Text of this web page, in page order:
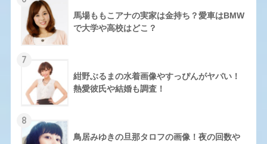
馬場ももこアナの実家は金持ち？愛車はBMW
で大学や高校はどこ？
7
紺野ぶるまの水着画像やすっぴんがヤバい！
熱愛彼氏や結婚も調査！
8
鳥居みゆきの旦那タロフの画像！夜の回数や